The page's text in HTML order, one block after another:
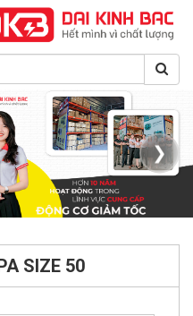
❯
SIZE 50